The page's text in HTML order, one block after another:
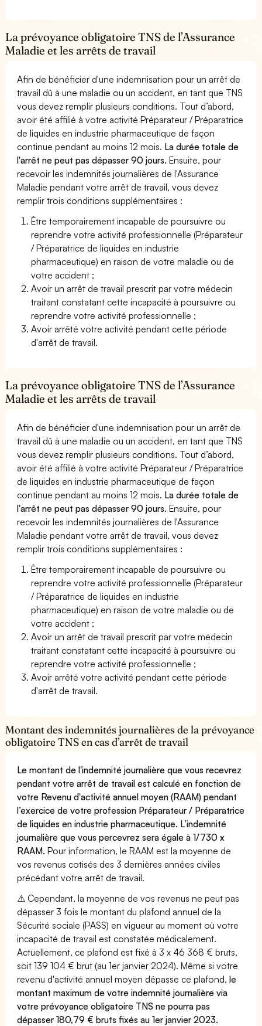
La prévoyance obligatoire TNS de l’Assurance
Maladie et les arrêts de travail
Afin de bénéficier d'une indemnisation pour un arrêt de
travail dû à une maladie ou un accident, en tant que TNS
vous devez remplir plusieurs conditions. Tout d’abord,
avoir été affilié à votre activité Préparateur / Préparatrice
de liquides en industrie pharmaceutique de façon
continue pendant au moins 12 mois. La durée totale de
l'arrêt ne peut pas dépasser 90 jours. Ensuite, pour
recevoir les indemnités journalières de l'Assurance
Maladie pendant votre arrêt de travail, vous devez
remplir trois conditions supplémentaires :
Être temporairement incapable de poursuivre ou
reprendre votre activité professionnelle (Préparateur
/ Préparatrice de liquides en industrie
pharmaceutique) en raison de votre maladie ou de
votre accident ;
Avoir un arrêt de travail prescrit par votre médecin
traitant constatant cette incapacité à poursuivre ou
reprendre votre activité professionnelle ;
Avoir arrêté votre activité pendant cette période
d'arrêt de travail.
La prévoyance obligatoire TNS de l’Assurance
Maladie et les arrêts de travail
Afin de bénéficier d'une indemnisation pour un arrêt de
travail dû à une maladie ou un accident, en tant que TNS
vous devez remplir plusieurs conditions. Tout d’abord,
avoir été affilié à votre activité Préparateur / Préparatrice
de liquides en industrie pharmaceutique de façon
continue pendant au moins 12 mois. La durée totale de
l'arrêt ne peut pas dépasser 90 jours. Ensuite, pour
recevoir les indemnités journalières de l'Assurance
Maladie pendant votre arrêt de travail, vous devez
remplir trois conditions supplémentaires :
Être temporairement incapable de poursuivre ou
reprendre votre activité professionnelle (Préparateur
/ Préparatrice de liquides en industrie
pharmaceutique) en raison de votre maladie ou de
votre accident ;
Avoir un arrêt de travail prescrit par votre médecin
traitant constatant cette incapacité à poursuivre ou
reprendre votre activité professionnelle ;
Avoir arrêté votre activité pendant cette période
d'arrêt de travail.
Montant des indemnités journalières de la prévoyance
obligatoire TNS en cas d’arrêt de travail
Le montant de l'indemnité journalière que vous recevrez
pendant votre arrêt de travail est calculé en fonction de
votre Revenu d'activité annuel moyen (RAAM) pendant
l’exercice de votre profession Préparateur / Préparatrice
de liquides en industrie pharmaceutique. L’indemnité
journalière que vous percevrez sera égale à 1/730 x
RAAM. Pour information, le RAAM est la moyenne de
vos revenus cotisés des 3 dernières années civiles
précédant votre arrêt de travail.
⚠️ Cependant, la moyenne de vos revenus ne peut pas
dépasser 3 fois le montant du plafond annuel de la
Sécurité sociale (PASS) en vigueur au moment où votre
incapacité de travail est constatée médicalement.
Actuellement, ce plafond est fixé à 3 x 46 368 € bruts,
soit 139 104 € brut (au 1er janvier 2024). Même si votre
revenu d'activité annuel moyen dépasse ce plafond,le
montant maximum de votre indemnité journalière via
votre prévoyance obligatoire TNS ne pourra pas
dépasser 180,79 € bruts fixés au 1er janvier 2023.